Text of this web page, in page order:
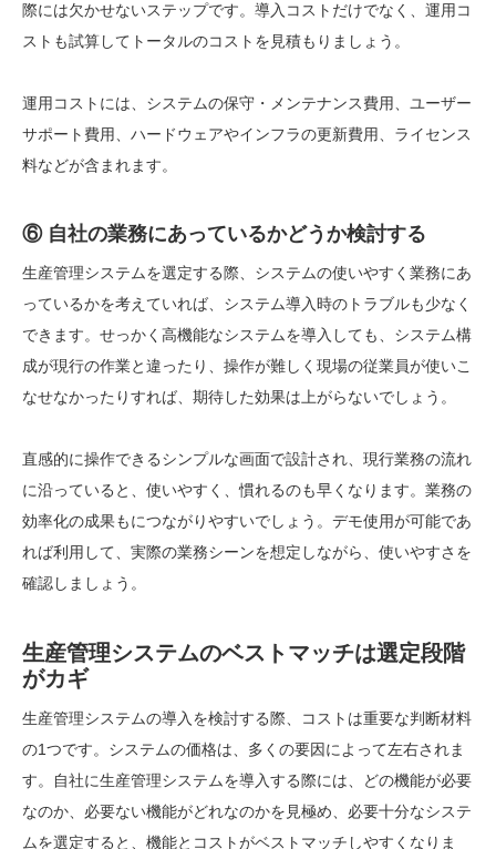
際には欠かせないステップです。導入コストだけでなく、運用コ
ストも試算してトータルのコストを見積もりましょう。
運用コストには、システムの保守・メンテナンス費用、ユーザー
サポート費用、ハードウェアやインフラの更新費用、ライセンス
料などが含まれます。
⑥ 自社の業務にあっているかどうか検討する
生産管理システムを選定する際、システムの使いやすく業務にあ
っているかを考えていれば、システム導入時のトラブルも少なく
できます。せっかく高機能なシステムを導入しても、システム構
成が現行の作業と違ったり、操作が難しく現場の従業員が使いこ
なせなかったりすれば、期待した効果は上がらないでしょう。
直感的に操作できるシンプルな画面で設計され、現行業務の流れ
に沿っていると、使いやすく、慣れるのも早くなります。業務の
効率化の成果もにつながりやすいでしょう。デモ使用が可能であ
れば利用して、実際の業務シーンを想定しながら、使いやすさを
確認しましょう。
生産管理システムのベストマッチは選定段階
がカギ
生産管理システムの導入を検討する際、コストは重要な判断材料
の1つです。システムの価格は、多くの要因によって左右されま
す。自社に生産管理システムを導入する際には、どの機能が必要
なのか、必要ない機能がどれなのかを見極め、必要十分なシステ
ムを選定すると、機能とコストがベストマッチしやすくなりま